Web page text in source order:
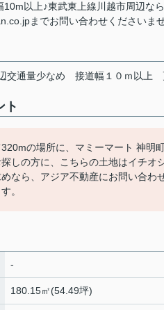
10m以上♪東武東上線川越市周辺な
までお問い合わせくださいま
交通量少なめ 接道幅１０ｍ以上
ト
の場所に、マミーマート 神明
しの方に、こちらの土地はイチオ
なら、アジア不動産にお問い合
。
-
180.15㎡(54.49坪)